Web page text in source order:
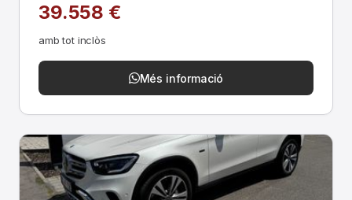
39.558 €
amb tot inclòs
Més informació